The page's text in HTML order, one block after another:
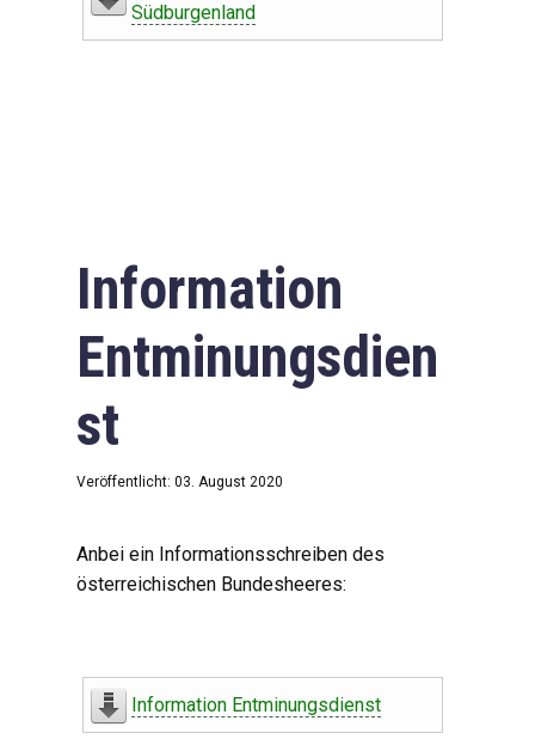
Südburgenland
Information
Entminungsdien
st
Veröffentlicht: 03. August 2020
Anbei ein Informationsschreiben des
österreichischen Bundesheeres:
Information Entminungsdienst